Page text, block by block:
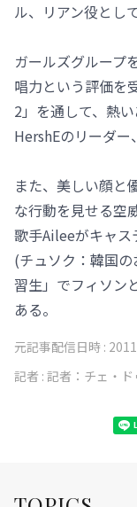
ル、リアン役とし
ガールズグループ
唱力という評価を
2」を通して、熱
HershEのリーダー
また、美しい顔と
な行動を見せる空
歌手Aileeがキャス
(チュソク：韓国
習生」でフィソン
ある。
元記事配信日時 :
記者 : 記者：チェ・